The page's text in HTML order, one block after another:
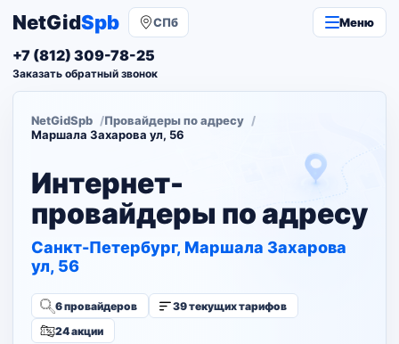
NetGidSpb СПб Меню
+7 (812) 309-78-25
Заказать обратный звонок
NetGidSpb
Провайдеры по адресу
Маршала Захарова ул, 56
Интернет-
провайдеры по адресу
Санкт-Петербург, Маршала Захарова
ул, 56
6 провайдеров
39 текущих тарифов
24 акции